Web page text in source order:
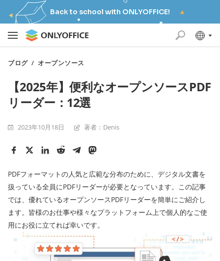
Back to school with ONLYOFFICE!
ブログ/ オープンソース
【2025年】便利なオープンソースPDF
リーダー：12選
2023年10月18日 著者：Denis
PDFフォーマットの人気と広範な分布のために、デジタル文書を
扱っている全員にPDFリーダーが必要となっています。この記事
では、優れているオープンソースPDFリーダーを簡単にご紹介し
ます。皆様のお仕事や様々なプラットフォーム上で個人的なご使
用にお役に立てれば幸いです。